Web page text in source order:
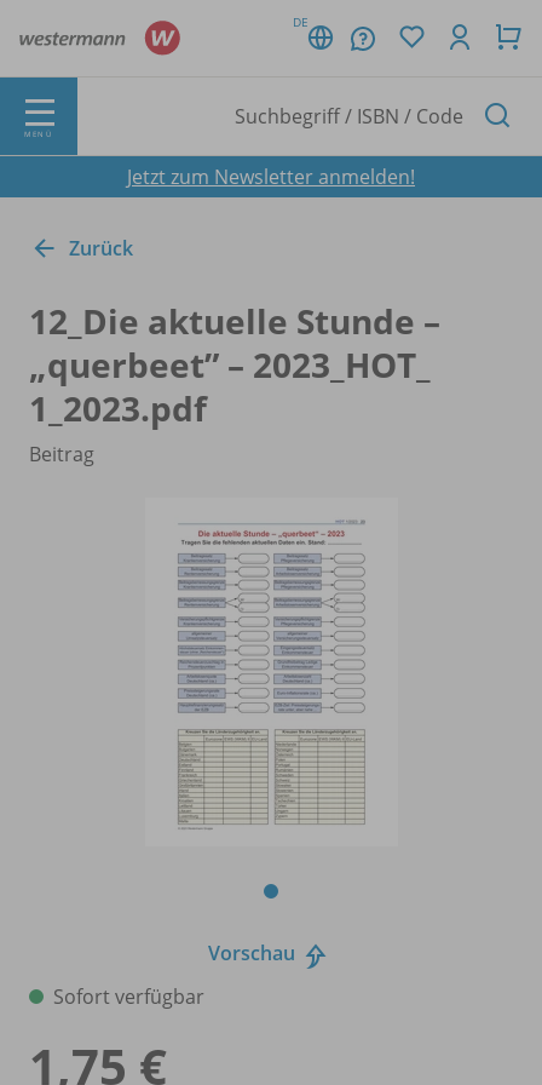
DE
MENÜ
Jetzt zum Newsletter anmelden!
Zurück
12_ Die aktuelle Stunde –
„querbeet” – 2023_ HOT_
1_2023.pdf
Beitrag
Vorschau
Sofort verfügbar
1,75 €